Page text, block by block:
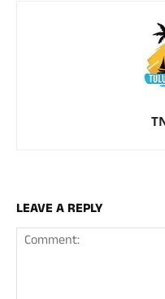
LEAVE A REPLY